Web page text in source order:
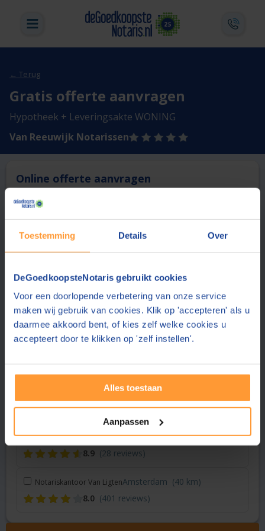
Toestemming Details Over
DeGoedkoopsteNotaris gebruikt cookies
Voor een doorlopende verbetering van onze service
maken wij gebruik van cookies. Klik op 'accepteren' als u
daarmee akkoord bent, of kies zelf welke cookies u
accepteert door te klikken op 'zelf instellen'.
Alles toestaan
Aanpassen
← Terug
Gratis offerte aanvragen
Hypotheek + Leveringsakte WONING
Van Reeuwijk Notarissen
Online offerte aanvragen
Deze notaris biedt momenteel niet de mogelijkheid online
1 Vergelijk en bespaar
Vraag een offerte aan bij een andere notaris in de buurt
Notariskantoor LautenbachHeemskerk (22 km)
8.3
(764 reviews)
Notariskantoor Ten Brinke Assendelft
9.1 (30 reviews)
Roeda Netwerk Notarissen IJmuiden
8.8 (25 reviews)
Dudok van Heel NotariaatAmsterdam (39 km)
8.9 (28 reviews)
Notariskantoor Van LigtenAmsterdam (40 km)
8.0 (401 reviews)